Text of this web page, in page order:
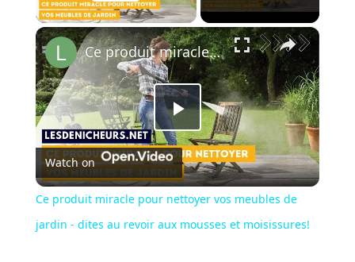
×
Play
Video
Ce produit miracle pour nettoyer vos meubles de jardin - dites au revoir aux mousses et moisissures!
Watch on
Ce produit miracle pour nettoyer vos meubles de
jardin - dites au revoir aux mousses et moisissures!